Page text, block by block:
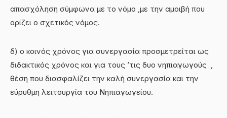
απασχόληση σύμφωνα με το νόμο ,με την αμοιβή που
ορίζει ο σχετικός νόμος.
δ) ο κοινός χρόνος για συνεργασία προσμετρείται ως
διδακτικός χρόνος και για τους ’τις δυο νηπιαγωγούς ,
θέση που διασφαλίζει την καλή συνεργασία και την
εύρυθμη λειτουργία του Νηπιαγωγείου.